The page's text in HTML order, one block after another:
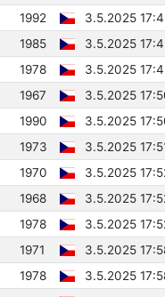
1992
3.5.2025
1985
3.5.2025
1978
3.5.2025
1967
3.5.2025
1990
3.5.2025
1973
3.5.2025
1970
3.5.2025
1968
3.5.2025
1978
3.5.2025
1971
3.5.2025
1978
3.5.2025